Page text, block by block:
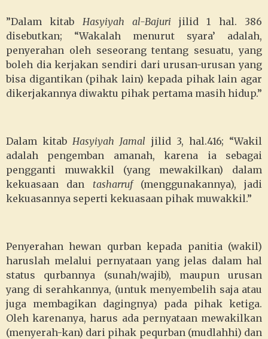
”Dalam kitab Hasyiyah al-Bajuri
jilid 1 hal. 386
disebutkan; “Wakalah menurut syara’ adalah,
penyerahan oleh seseorang tentang sesuatu, yang
boleh dia kerjakan sendiri dari urusan-urusan yang
bisa digantikan (pihak lain) kepada pihak lain agar
dikerjakannya diwaktu pihak pertama masih hidup.”
Dalam kitab Hasyiyah Jamal jilid 3, hal.416; “Wakil
adalah pengemban amanah, karena ia sebagai
pengganti muwakkil (yang mewakilkan) dalam
kekuasaan dan
tasharruf
(menggunakannya), jadi
kekuasannya seperti kekuasaan pihak muwakkil.”
Penyerahan hewan qurban kepada panitia (wakil)
haruslah melalui pernyataan yang jelas dalam hal
status qurbannya (sunah/wajib), maupun urusan
yang di serahkannya, (untuk menyembelih saja atau
juga membagikan dagingnya) pada pihak ketiga.
Oleh karenanya, harus ada pernyataan mewakilkan
(menyerah-kan) dari pihak pequrban (mudlahhi) dan